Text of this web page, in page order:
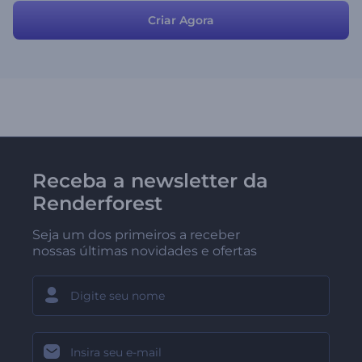
Criar Agora
Receba a newsletter da
Renderforest
Seja um dos primeiros a receber
nossas últimas novidades e ofertas